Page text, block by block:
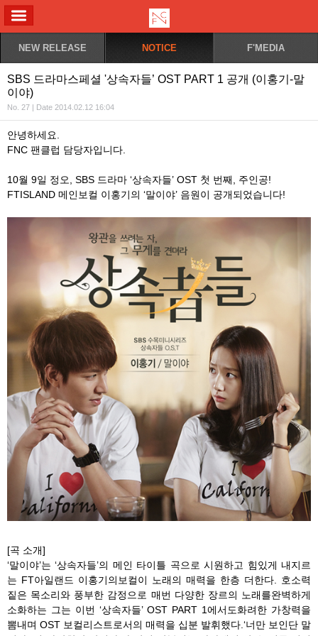
NEW RELEASE NOTICE F'MEDIA
SBS 드라마스페셜 '상속자들’ OST PART 1 공개 (이홍기-말
이야)
No. 27 | Date 2014.02.12 16:04
안녕하세요.
FNC 팬클럽 담당자입니다.
10월 9일 정오, SBS 드라마 ‘상속자들’ OST 첫 번째, 주인공!
FTISLAND 메인보컬 이홍기의 ‘말이야’ 음원이 공개되었습니다!
[곡 소개]
‘말이야’는 ‘상속자들’의 메인 타이틀 곡으로 시원하고 힘있게 내지르
는 FT아일랜드 이홍기의보컬이 노래의 매력을 한층 더한다. 호소력
짙은 목소리와 풍부한 감정으로 매번 다양한 장르의 노래를완벽하게
소화하는 그는 이번 ‘상속자들’ OST PART 1에서도화려한 가창력을
뽐내며 OST 보컬리스트로서의 매력을 십분 발휘했다.‘너만 보인단 말